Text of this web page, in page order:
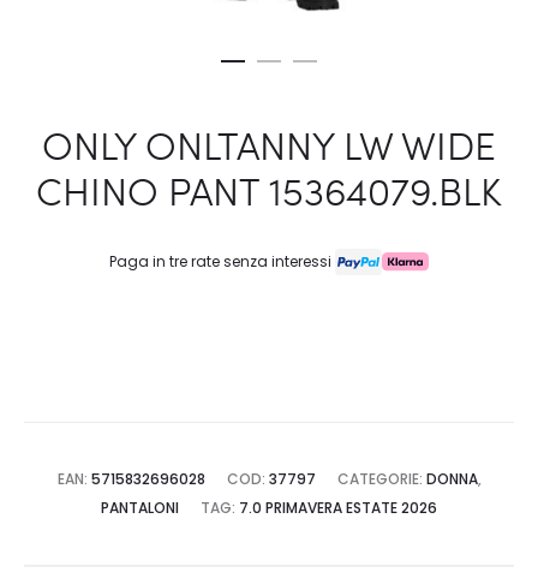
ONLY ONLTANNY LW WIDE
CHINO PANT 15364079.BLK
Paga in tre rate senza interessi
EAN: 5715832696028 COD: 37797 CATEGORIE: DONNA,
PANTALONI
TAG: 7.0 PRIMAVERA ESTATE 2026